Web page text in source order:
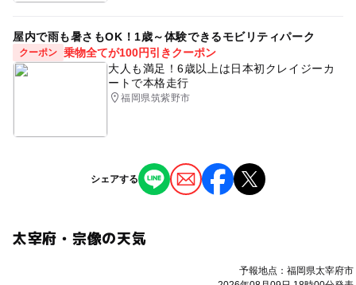
屋内で雨も暑さもOK！1歳～体験できるモビリティパーク
クーポン 乗物全てが100円引きクーポン
大人も満足！6歳以上は日本初クレイジーカ
ートで本格走行
福岡県筑紫野市
シェアする
太宰府・宗像の天気
予報地点：福岡県太宰府市